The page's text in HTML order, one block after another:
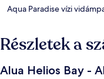
Aqua Paradise vízi
Részletek a
Alua Helios Bay -